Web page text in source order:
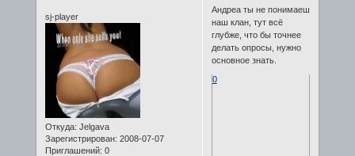
sj-player
Откуда: Jelgava
Зарегистрирован: 2008-07-07
Приглашений: 0
Андреа ты не понимаеш
наш клан, тут всё
глубже, что бы точнее
делать опросы, нужно
основное знать.
0